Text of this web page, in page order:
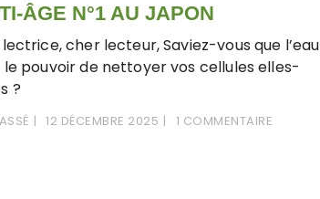
ÂGE N°1 AU JAPON
cher lecteur, Saviez-vous que l’eau
pouvoir de nettoyer vos cellules elles-
?
12 DÉCEMBRE 2025 1 COMMENTAIRE